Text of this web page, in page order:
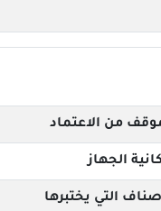
من الاعتماد
الجهاز
التي يختبرها